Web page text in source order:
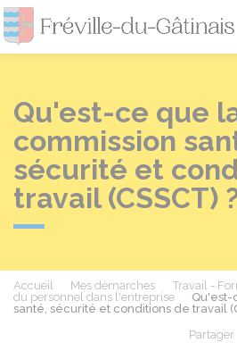
Qu'est-ce que
commission
sécurité et
travail (CSSCT)
Accueil Mes démarches Travail -
du personnel dans l'entreprise
Qu'est-
santé, sécurité et conditions de travail
Partager